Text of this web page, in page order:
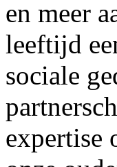
en meer
leeftijd
sociale
expertise